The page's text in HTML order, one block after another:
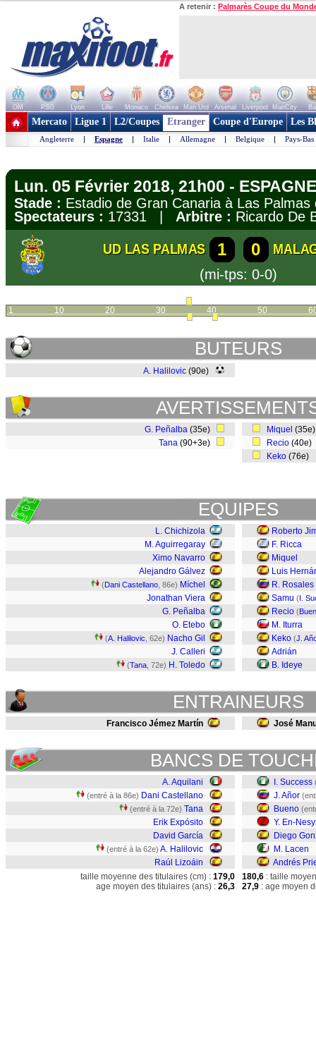
A retenir : Palmarès Coupe du
OM PSG Lyon Lille Monaco Chelsea Man Utd Arsenal Liverpool ManCity
+ de clubs
Mercato Ligue 1 L2/Coupes Etranger Coupe d'Europe Les
Angleterre | Espagne | Italie | Allemagne | Belgique | Pays-Bas
Lun. 05 Février 2018, 21h00 -
Stade : Estadio de Gran Canaria à Las
Spectateurs : 17331 | Arbitre : Ricardo De
UD LAS PALMAS 1 0
(mi-tps: 0-0)
1 10 20 30 40 50
BUTEURS
A. Halilovic (90e)
G. Peñalba (35e)
Tana (90+3e)
Miquel
Recio (40e)
Keko (76e)
EQUIPES
L. Chichizola
M. Aguirregaray
Ximo Navarro
Alejandro Gálvez
(Dani Castellano , 86e) Míchel
Jonathan Viera
G. Peñalba
O. Etebo
(A. Halilovic , 62e) Nacho Gil
J. Calleri
(Tana , 72e) H. Toledo
Roberto
F. Ricca
Miquel
Luis
R. Rosales
Samu (I.
Recio (
M. Iturra
Keko (J.
Adrián
B. Ideye
ENTRAINEURS
Francisco Jémez Martín José
BANCS DE
A. Aquilani
(entré à la 86e) Dani Castellano
(entré à la 72e) Tana
Erik Expósito
David García
(entré à la 62e) A. Halilovic
Raúl Lizoáin
I. Success
J. Añor
Bueno
Y. En-
Diego
M. Lacen
Andrés
taille moyenne des titulaires (cm) : 179,0
age moyen des titulaires (ans) : 26,3
180,6 : taille
27,9 : age moyen